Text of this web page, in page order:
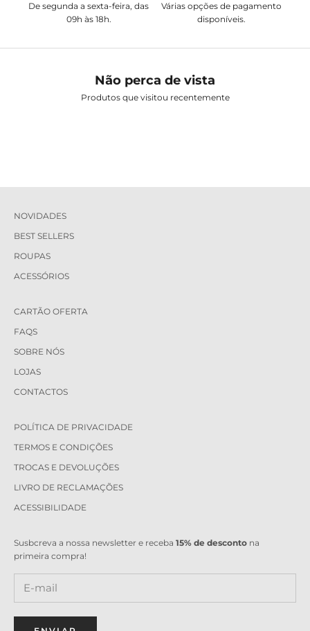
De segunda a sexta-feira, das
09h às 18h.
Várias opções de pagamento
disponíveis.
Não perca de vista
Produtos que visitou recentemente
NOVIDADES
BEST SELLERS
ROUPAS
ACESSÓRIOS
CARTÃO OFERTA
FAQS
SOBRE NÓS
LOJAS
CONTACTOS
POLÍTICA DE PRIVACIDADE
TERMOS E CONDIÇÕES
TROCAS E DEVOLUÇÕES
LIVRO DE RECLAMAÇÕES
ACESSIBILIDADE
Susbcreva a nossa newsletter e receba 15% de desconto na
primeira compra!